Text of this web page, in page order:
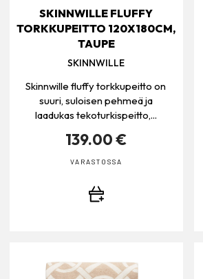
SKINNWILLE FLUFFY
TORKKUPEITTO 120X180CM,
TAUPE
SKINNWILLE
Skinnwille fluffy torkkupeitto on
suuri, suloisen pehmeä ja
laadukas tekoturkispeitto,...
139.00 €
VARASTOSSA